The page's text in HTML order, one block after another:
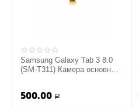
Samsung Galaxy Tab 3 8.0
(SM-T311) Камера основная
500.00 Р